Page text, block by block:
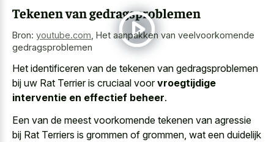
Tekenen van gedragsproblemen
Bron: youtube.com Het aanpakken van veelvoorkomende
gedragsproblemen
Het identificeren van de tekenen van gedragsproblemen
bij uw Rat Terrier is cruciaal voorvroegtijdige
interventie en effectief beheer.
Een van de meest voorkomende tekenen van agressie
bij Rat Terriers is grommen of grommen, wat een duidelijk